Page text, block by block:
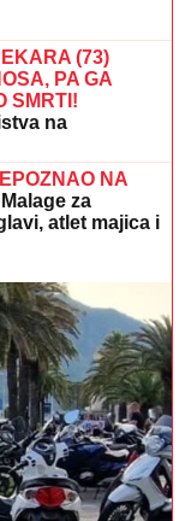
zbog loše
ima
Glumac (77)
a onda mu
DIJAGNOZA:
jedina
MESECIMA
pevačica
pa
stanju -